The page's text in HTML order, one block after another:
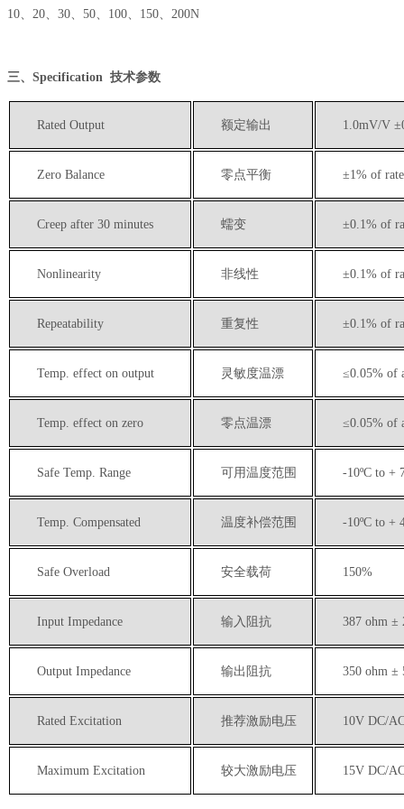
10、20、30、50、100、150、200N
三、 Specification 技术参数
Rated Output 额定输出 1.0mV/V
Zero Balance 零点平衡 ±1% of
Creep after 30 minutes 蠕变 ±0.1% of
Nonlinearity 非线性 ±0.1% of
Repeatability 重复性 ±0.1% of
Temp. effect on output 灵敏度温漂 ≤0.05% of
Temp. effect on zero 零点温漂 ≤0.05% of
Safe Temp. Range 可用温度范围 -10ºC to +
Temp. Compensated 温度补偿范围 -10ºC to +
Safe Overload 安全载荷 150%
Input Impedance 输入阻抗 387 ohm ±
Output Impedance 输出阻抗 350 ohm ±
Rated Excitation 推荐激励电压 10V DC/
Maximum Excitation 较大激励电压 15V DC/